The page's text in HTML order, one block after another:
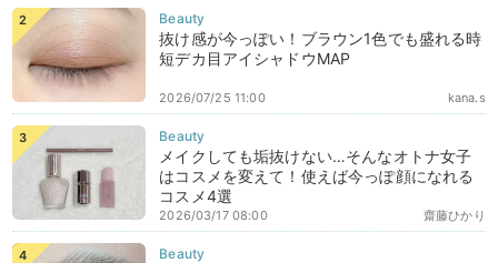
抜け感が今っぽい！ブラウン1色でも盛れる時
短デカ目アイシャドウMAP
kana.s
2026/07/25 11:00
メイクしても垢抜けない…そんなオトナ女子
はコスメを変えて！使えば今っぽ顔になれる
コスメ4選
齋藤ひかり
2026/03/17 08:00